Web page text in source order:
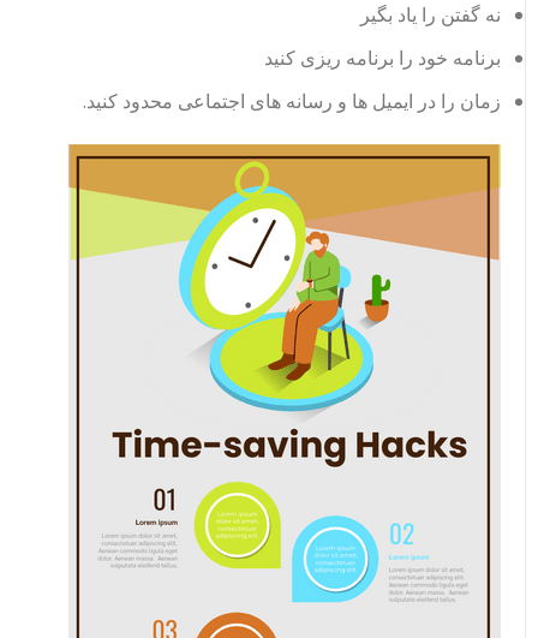
نه گفتن را یاد بگیر
برنامه خود را برنامه ریزی کنید
زمان را در ایمیل ها و رسانه های اجتماعی محدود کنید.